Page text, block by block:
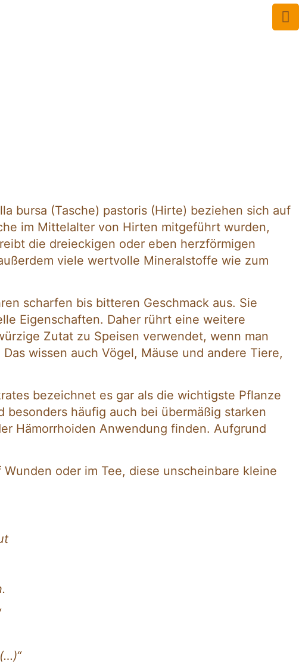
bursa (Tasche) pastoris (Hirte) beziehen sich auf
im Mittelalter von Hirten mitgeführt wurden,
die dreieckigen oder eben herzförmigen
viele wertvolle Mineralstoffe wie zum
scharfen bis bitteren Geschmack aus. Sie
Eigenschaften. Daher rührt eine weitere
Zutat zu Speisen verwendet, wenn man
wissen auch Vögel, Mäuse und andere Tiere,
bezeichnet es gar als die wichtigste Pflanze
häufig auch bei übermäßig starken
Hämorrhoiden Anwendung finden. Aufgrund
oder im Tee, diese unscheinbare kleine